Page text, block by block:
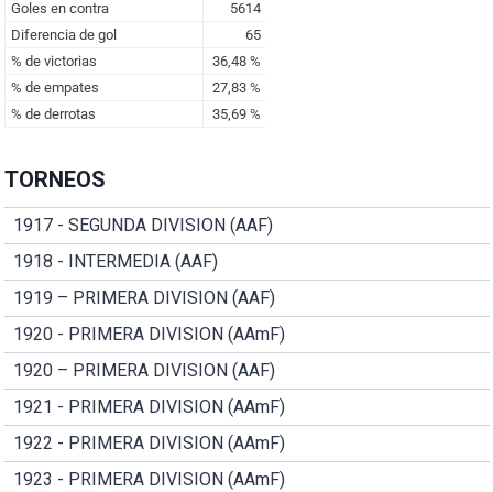
TORNEOS
1917 - SEGUNDA DIVISION (AAF)
1918 - INTERMEDIA (AAF)
1919 – PRIMERA DIVISION (AAF)
1920 - PRIMERA DIVISION (AAmF)
1920 – PRIMERA DIVISION (AAF)
1921 - PRIMERA DIVISION (AAmF)
1922 - PRIMERA DIVISION (AAmF)
1923 - PRIMERA DIVISION (AAmF)